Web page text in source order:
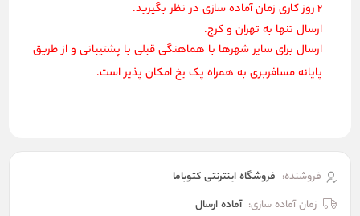
2روزکاری زمان آماده سازی در نظر بگیرید.
ارسال تنها به تهران و کرج.
ارسال برای سایر شهرها با هماهنگی قبلی با پشتیبانی و از طریق
پایانه مسافربری به همراه پک یخ امکان پذیر است.
فروشنده: فروشگاه اینترنتی کتوباما
زمان آماده سازی: آماده ارسال